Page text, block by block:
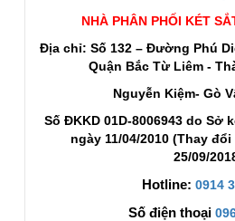
NHÀ PHÂN PHỐI KÉT
Địa chỉ: Số 132 – Đường Phú
Quận Bắc Từ Liêm -
Nguyễn Kiệm- Gò
Số ĐKKD 01D-8006943 do Sở
ngày 11/04/2010 (Thay
25/09/
Hotline: 0914
Số điện thoại